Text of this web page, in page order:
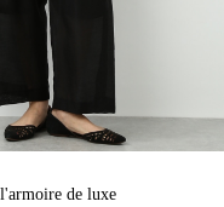
l'armoire de luxe